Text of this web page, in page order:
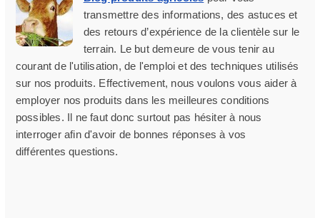
transmettre des informations, des astuces et
des retours d’expérience de la clientèle sur le
terrain. Le but demeure de vous tenir au
courant de l'utilisation, de l'emploi et des techniques utilisés
sur nos produits. Effectivement, nous voulons vous aider à
employer nos produits dans les meilleures conditions
possibles. Il ne faut donc surtout pas hésiter à nous
interroger afin d'avoir de bonnes réponses à vos
différentes questions.